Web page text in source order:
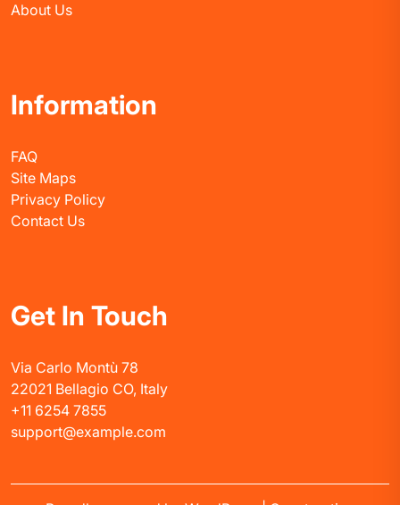
About Us
Information
FAQ
Site Maps
Privacy Policy
Contact Us
Get In Touch
Via Carlo Montù 78
22021 Bellagio CO, Italy
+11 6254 7855
support@example.com